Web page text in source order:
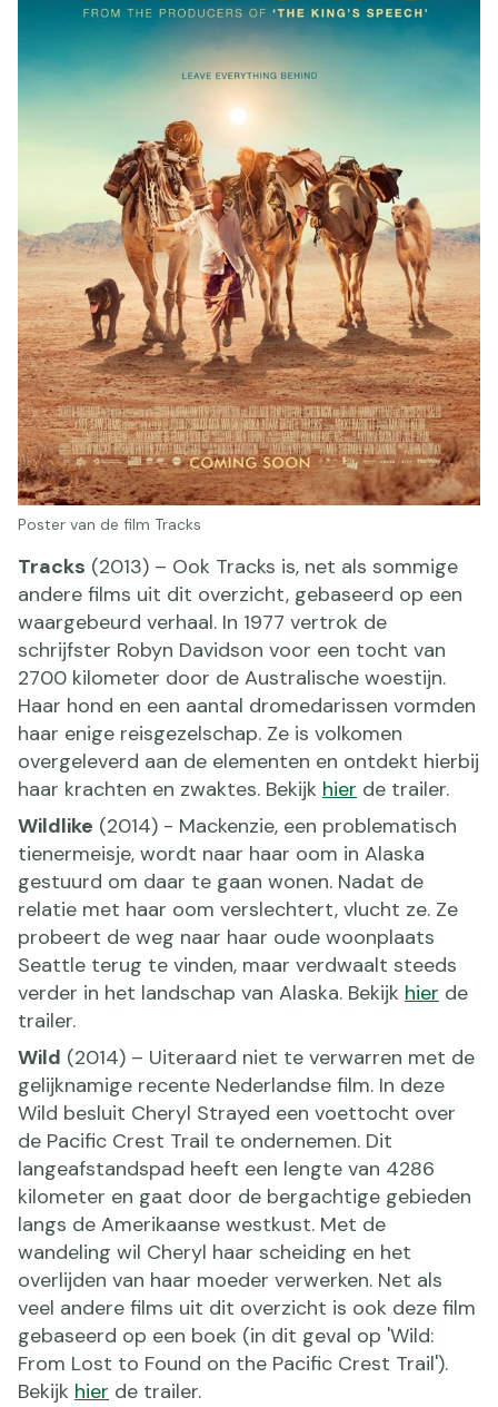
Poster van de film Tracks
Tracks (2013) – Ook Tracks is, net als sommige
andere films uit dit overzicht, gebaseerd op een
waargebeurd verhaal. In 1977 vertrok de
schrijfster Robyn Davidson voor een tocht van
2700 kilometer door de Australische woestijn.
Haar hond en een aantal dromedarissen vormden
haar enige reisgezelschap. Ze is volkomen
overgeleverd aan de elementen en ontdekt hierbij
haar krachten en zwaktes. Bekijk hier de trailer.
Wildlike (2014) - Mackenzie, een problematisch
tienermeisje, wordt naar haar oom in Alaska
gestuurd om daar te gaan wonen. Nadat de
relatie met haar oom verslechtert, vlucht ze. Ze
probeert de weg naar haar oude woonplaats
Seattle terug te vinden, maar verdwaalt steeds
verder in het landschap van Alaska. Bekijk hier de
trailer.
Wild (2014) – Uiteraard niet te verwarren met de
gelijknamige recente Nederlandse film. In deze
Wild besluit Cheryl Strayed een voettocht over
de Pacific Crest Trail te ondernemen. Dit
langeafstandspad heeft een lengte van 4286
kilometer en gaat door de bergachtige gebieden
langs de Amerikaanse westkust. Met de
wandeling wil Cheryl haar scheiding en het
overlijden van haar moeder verwerken. Net als
veel andere films uit dit overzicht is ook deze film
gebaseerd op een boek (in dit geval op 'Wild:
From Lost to Found on the Pacific Crest Trail').
Bekijk hier de trailer.